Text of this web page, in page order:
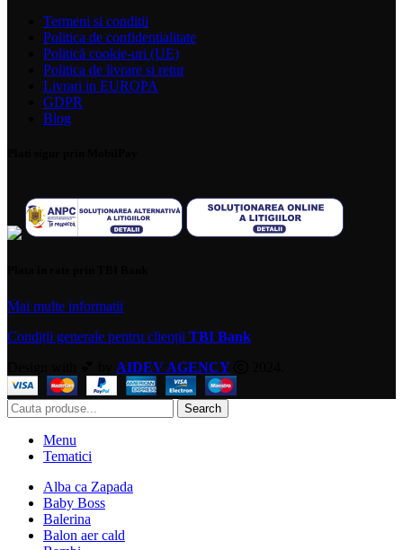
Termeni si conditii
Politica de confidentialitate
Politică cookie-uri (UE)
Politica de livrare si retur
Livrari in EUROPA
GDPR
Blog
Mai multe informatii
Condiții generale pentru clienții TBI Bank
AIDEV AGENCY
Search
Menu
Tematici
Alba ca Zapada
Baby Boss
Balerina
Balon aer cald